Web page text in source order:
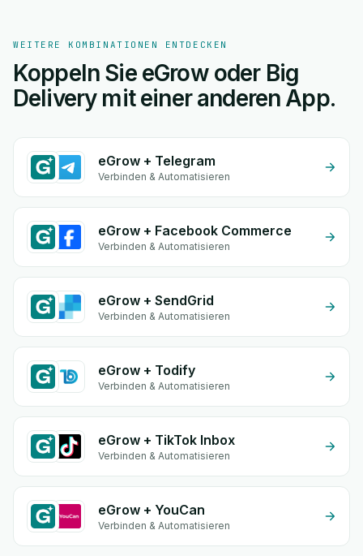
WEITERE KOMBINATIONEN ENTDECKEN
Koppeln Sie eGrow oder Big
Delivery mit einer anderen App.
eGrow + Telegram
Verbinden & Automatisieren
eGrow + Facebook Commerce
Verbinden & Automatisieren
eGrow + SendGrid
Verbinden & Automatisieren
eGrow + Todify
Verbinden & Automatisieren
eGrow + TikTok Inbox
Verbinden & Automatisieren
eGrow + YouCan
Verbinden & Automatisieren